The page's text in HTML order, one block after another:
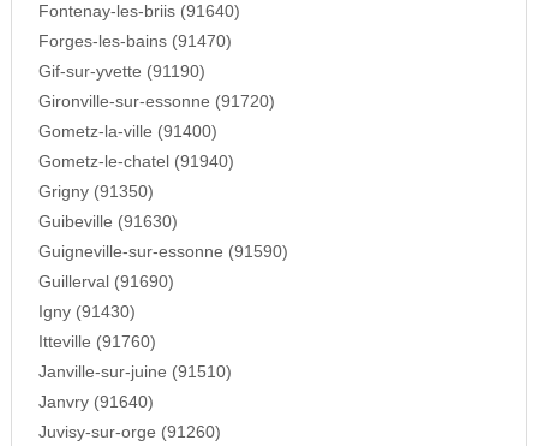
Fontenay-les-briis (91640)
Forges-les-bains (91470)
Gif-sur-yvette (91190)
Gironville-sur-essonne (91720)
Gometz-la-ville (91400)
Gometz-le-chatel (91940)
Grigny (91350)
Guibeville (91630)
Guigneville-sur-essonne (91590)
Guillerval (91690)
Igny (91430)
Itteville (91760)
Janville-sur-juine (91510)
Janvry (91640)
Juvisy-sur-orge (91260)